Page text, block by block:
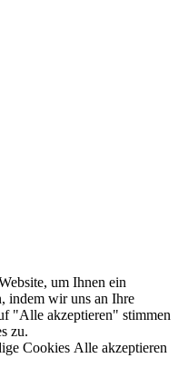
um Ihnen ein
indem wir uns an Ihre
"Alle akzeptieren" stimmen
zu.
Cookies Alle akzeptieren